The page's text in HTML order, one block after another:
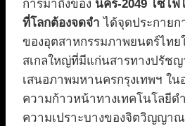
การมาถึงของ นคร-2049 ไซไ
ที่โลกต้องจดจำ ได้จุดประกายก
ของอุตสาหกรรมภาพยนตร์ไทย
สเกลใหญ่ที่มีแก่นสารทางปรัช
เสนอภาพมหานครกรุงเทพฯ ใ
ความก้าวหน้าทางเทคโนโลยีด
ความเปราะบางของจิตวิญญา